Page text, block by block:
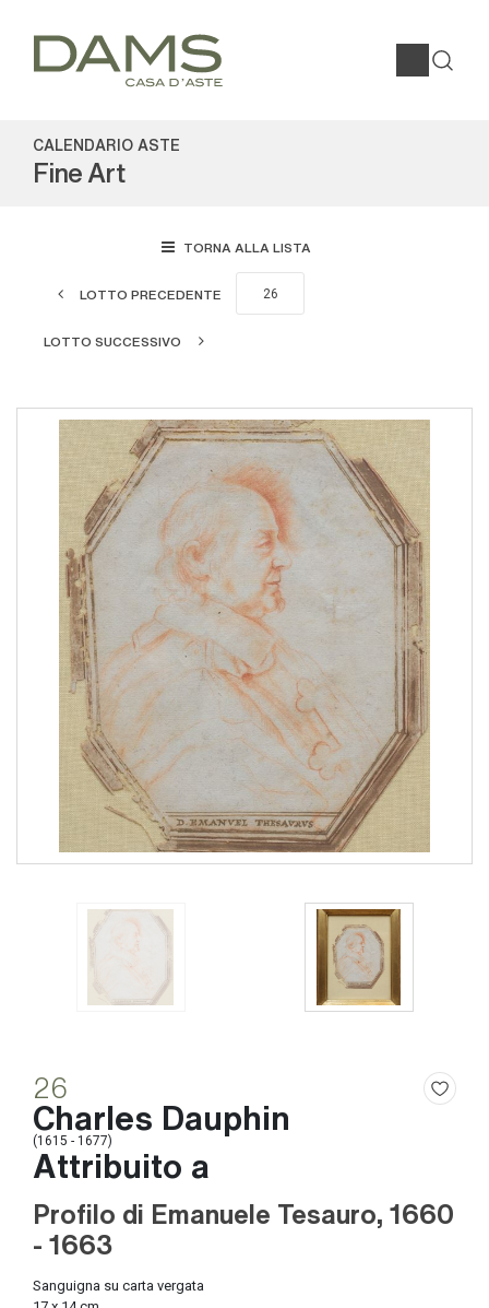
CALENDARIO ASTE
Fine Art
TORNA ALLA LISTA
LOTTO PRECEDENTE
LOTTO SUCCESSIVO
26
Charles Dauphin
(1615 - 1677)
Attribuito a
Profilo di Emanuele Tesauro, 1660
- 1663
Sanguigna su carta vergata